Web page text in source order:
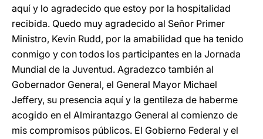
aquí y lo agradecido que estoy por la hospitalidad
recibida. Quedo muy agradecido al Señor Primer
Ministro, Kevin Rudd, por la amabilidad que ha tenido
conmigo y con todos los participantes en la Jornada
Mundial de la Juventud. Agradezco también al
Gobernador General, el General Mayor Michael
Jeffery, su presencia aquí y la gentileza de haberme
acogido en el Almirantazgo General al comienzo de
mis compromisos públicos. El Gobierno Federal y el